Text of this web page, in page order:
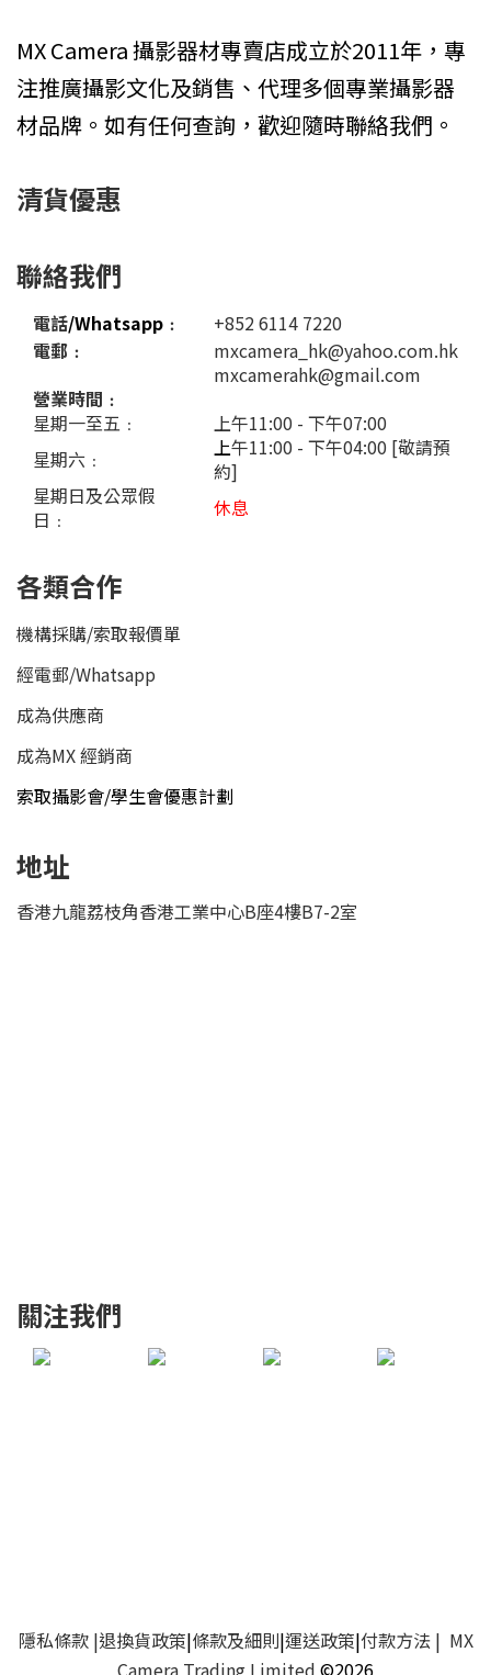
MX Camera 攝影器材專賣店成立於2011年，專
注推廣攝影文化及銷售、代理多個專業攝影器
材品牌。如有任何查詢，歡迎隨時聯絡我們。
清貨優惠
聯絡我們
電話/Whatsapp ﹕
+852 6114 7220
電郵﹕
mxcamera_hk@yahoo.com.hk
mxcamerahk@gmail.com
營業時間﹕
星期一至五﹕
上午11:00 - 下午07:00
星期六﹕
上午11:00 - 下午04:00 [敬請預
約]
星期日及公眾假
日﹕
休息
各類合作
機構採購/索取報價單
經電郵/Whatsapp
成為供應商
成為MX 經銷商
索取攝影會/學生會優惠計劃
地址
香港九龍荔枝角香港工業中心B座4樓B7-2室
關注我們
隱私條款|退換貨政策|條款及細則|運送政策|付款方法| MX
Camera Trading Limited ©2026